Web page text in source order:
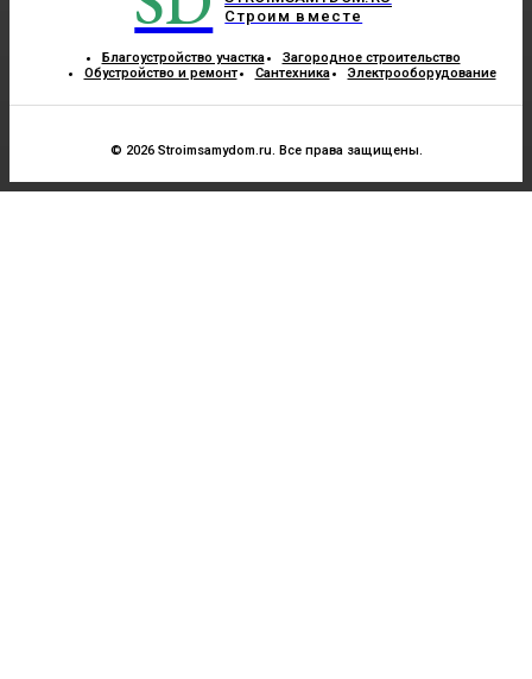
Строим вместе
Благоустройство участка
Загородное строительство
Обустройство и ремонт
Сантехника Электрооборудование
© 2026 Stroimsamydom.ru. Все права защищены.